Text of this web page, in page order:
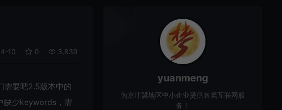
10 0 3,839
需要吧2.5版本中的
缺少keywords，需
yuanmeng
为京津冀地区中小企业提供各类互联网服
务！